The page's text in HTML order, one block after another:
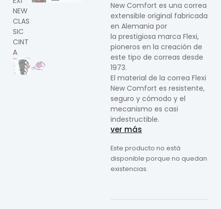
New Comfort es una correa
extensible original fabricada
en Alemania por
la prestigiosa marca Flexi,
pioneros en la creación de
este tipo de correas desde
1973.
El material de la correa Flexi
New Comfort es resistente,
seguro y cómodo y el
mecanismo es casi
indestructible.
ver más
Este producto no está
disponible porque no quedan
existencias.